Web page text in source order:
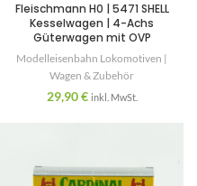
Fleischmann H0 | 5471 SHELL
Kesselwagen | 4-Achs
Güterwagen mit OVP
Modelleisenbahn Lokomotiven |
Wagen & Zubehör
29,90€ inkl. MwSt.